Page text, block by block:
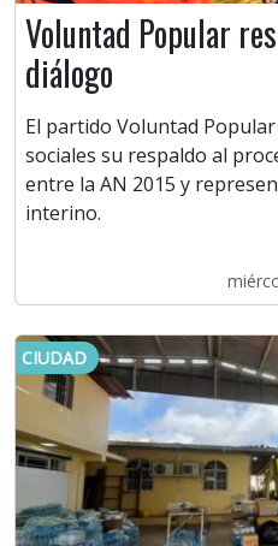
Voluntad Popular
diálogo
El partido Voluntad
sociales su respaldo al
entre la AN 2015 y
interino.
CIUDAD